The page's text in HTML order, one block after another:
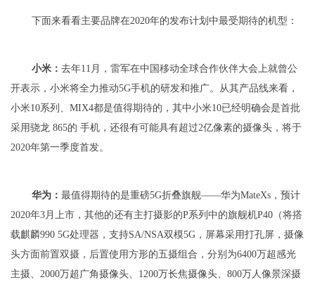
下面来看看主要品牌在2020年的发布计划中最受期待的机型：
小米： 去年11月，雷军在中国移动全球合作伙伴大会上就曾公
开表示，小米将全力推动5G手机的研发和推广。从其产品线来看，
小米10系列、MIX4都是值得期待的，其中小米10已经明确会是首批
采用骁龙 865的 手机，还很有可能具有超过2亿像素的摄像头，将于
2020年第一季度首发。
华为： 最值得期待的是重磅5G折叠旗舰——华为MateXs，预计
2020年3月上市，其他的还有主打摄影的P系列中的旗舰机P40（将搭
载麒麟990 5G处理器，支持SA/NSA双模5G，屏幕采用打孔屏，摄像
头方面前置双摄，后置使用方形的五摄组合，分别为6400万超感光
主摄、2000万超广角摄像头、1200万长焦摄像头、800万人像景深摄